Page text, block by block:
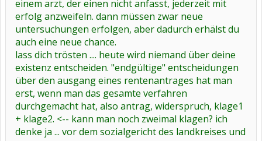
einem arzt, der einen nicht anfasst, jederzeit mit
erfolg anzweifeln. dann müssen zwar neue
untersuchungen erfolgen, aber dadurch erhälst du
auch eine neue chance.
lass dich trösten .... heute wird niemand über deine
existenz entscheiden. "endgültige" entscheidungen
über den ausgang eines rentenantrages hat man
erst, wenn man das gesamte verfahren
durchgemacht hat, also antrag, widerspruch, klage1
+ klage2. <-- kann man noch zweimal klagen? ich
denke ja ... vor dem sozialgericht des landkreises und